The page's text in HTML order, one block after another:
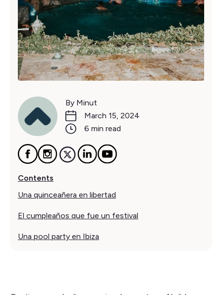
By Minut
March 15, 2024
6 min read
Contents
Una quinceañera en libertad
El cumpleaños que fue un festival
Una pool party en Ibiza